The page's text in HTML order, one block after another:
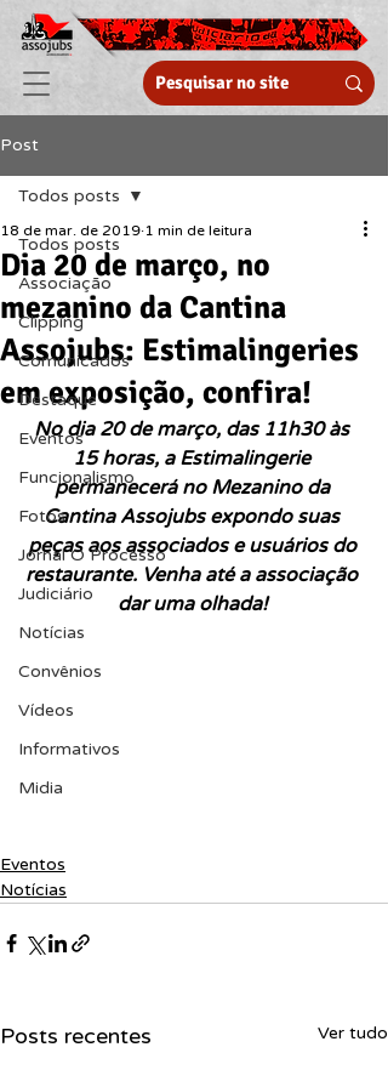
Post
Todos posts
Associação
Clipping
Comunicados
Destaque
Eventos
Funcionalismo
Fotos
Jornal O Processo
Judiciário
Notícias
Convênios
Vídeos
Informativos
Midia
Todos posts
Dia 20 de março, no
mezanino da Cantina
Assojubs: Estimalingeries
em exposição, confira!
18 de mar. de 2019 1 min de leitura
No dia 20 de março, das 11h30 às
15 horas, a Estimalingerie
permanecerá no Mezanino da
Cantina Assojubs expondo suas
peças aos associados e usuários do
restaurante. Venha até a associação
dar uma olhada!
Eventos
Notícias
Posts recentes Ver tudo